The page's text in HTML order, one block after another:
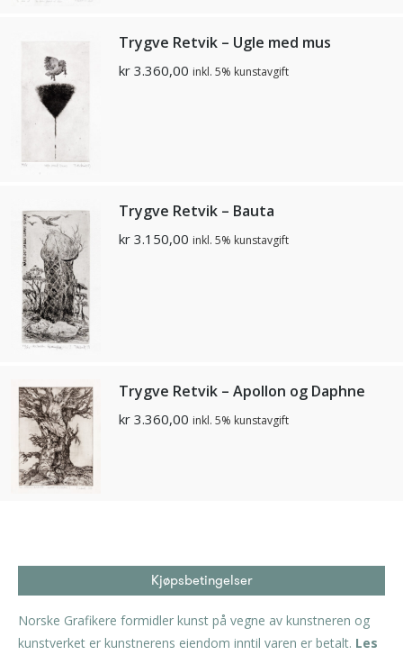
Trygve Retvik – Ugle med mus
kr 3.360,00 inkl. 5% kunstavgift
Trygve Retvik – Bauta
kr 3.150,00 inkl. 5% kunstavgift
Trygve Retvik – Apollon og Daphne
kr 3.360,00 inkl. 5% kunstavgift
Kjøpsbetingelser
Norske Grafikere formidler kunst på vegne av kunstneren og
kunstverket er kunstnerens eiendom inntil varen er betalt. Les